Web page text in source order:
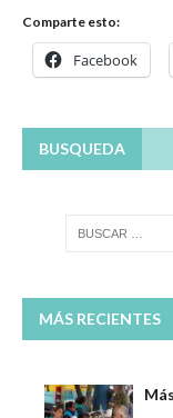
Comparte esto:
Facebook
BUSQUEDA
MÁS RECIENTES